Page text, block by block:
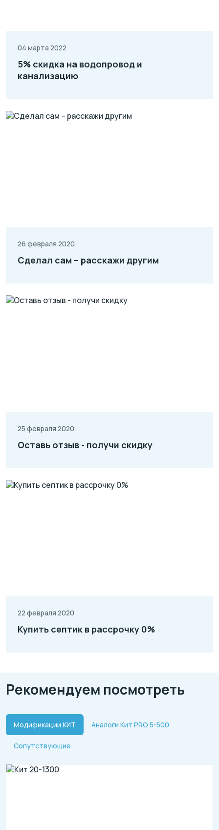
04 марта 2022
5% скидка на водопровод и
канализацию
26 февраля 2020
Сделал сам – расскажи другим
25 февраля 2020
Оставь отзыв - получи скидку
22 февраля 2020
Купить септик в рассрочку 0%
Рекомендуем посмотреть
Модификации КИТ Аналоги Кит PRO 5-500
Сопутствующие